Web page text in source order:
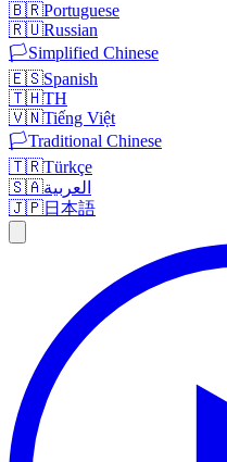
🇧🇷Portuguese
🇷🇺Russian
🏳️Simplified Chinese
🇪🇸Spanish
🇹🇭TH
🇻🇳Tiếng Việt
🏳️Traditional Chinese
🇹🇷Türkçe
🇸🇦العربية
🇯🇵日本語